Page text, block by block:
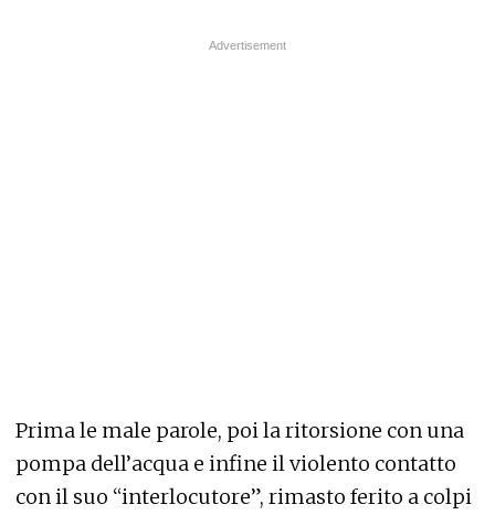
Prima le male parole, poi la ritorsione con una
pompa dell’acqua e infine il violento contatto
con il suo “interlocutore”, rimasto ferito a colpi